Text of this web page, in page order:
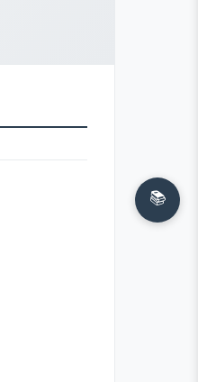
📚